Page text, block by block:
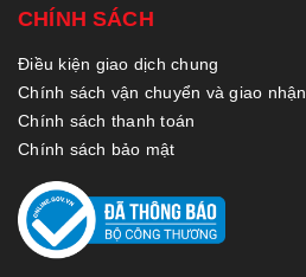
CHÍNH SÁCH
Điều kiện giao dịch chung
Chính sách vận chuyển và giao nhận
Chính sách thanh toán
Chính sách bảo mật